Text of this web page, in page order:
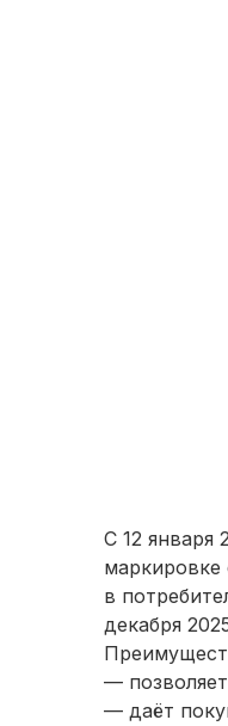
С 12 января
маркировке
в
декабря
—
— даёт